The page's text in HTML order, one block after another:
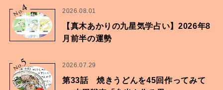
No.
4 2026.08.01
【真木あかりの九星気学占い】2026年8
月前半の運勢
No.5 2026.07.29
第33話 焼きうどんを45回作ってみて